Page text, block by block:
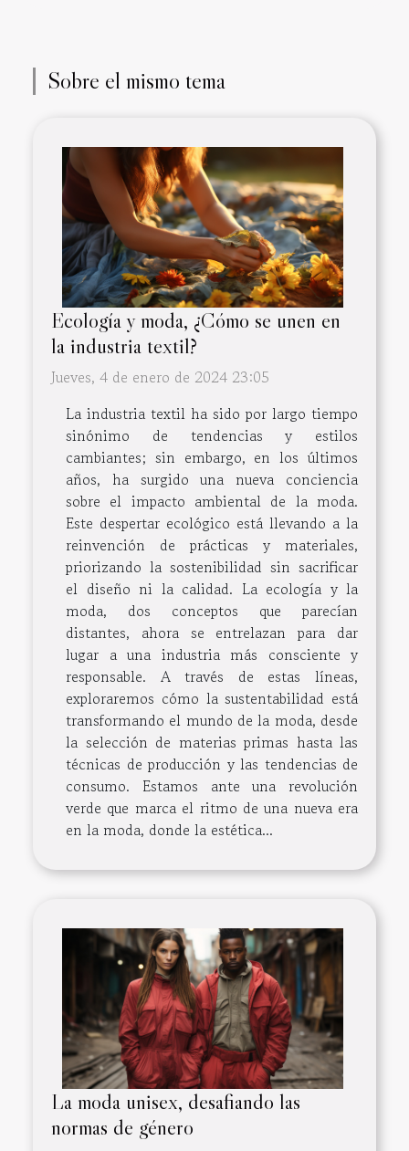
Sobre el mismo tema
Ecología y moda, ¿Cómo se unen en
la industria textil?
Jueves, 4 de enero de 2024 23:05
La industria textil ha sido por largo tiempo
sinónimo de tendencias y estilos
cambiantes; sin embargo, en los últimos
años, ha surgido una nueva conciencia
sobre el impacto ambiental de la moda.
Este despertar ecológico está llevando a la
reinvención de prácticas y materiales,
priorizando la sostenibilidad sin sacrificar
el diseño ni la calidad. La ecología y la
moda, dos conceptos que parecían
distantes, ahora se entrelazan para dar
lugar a una industria más consciente y
responsable. A través de estas líneas,
exploraremos cómo la sustentabilidad está
transformando el mundo de la moda, desde
la selección de materias primas hasta las
técnicas de producción y las tendencias de
consumo. Estamos ante una revolución
verde que marca el ritmo de una nueva era
en la moda, donde la estética...
La moda unisex, desafiando las
normas de género